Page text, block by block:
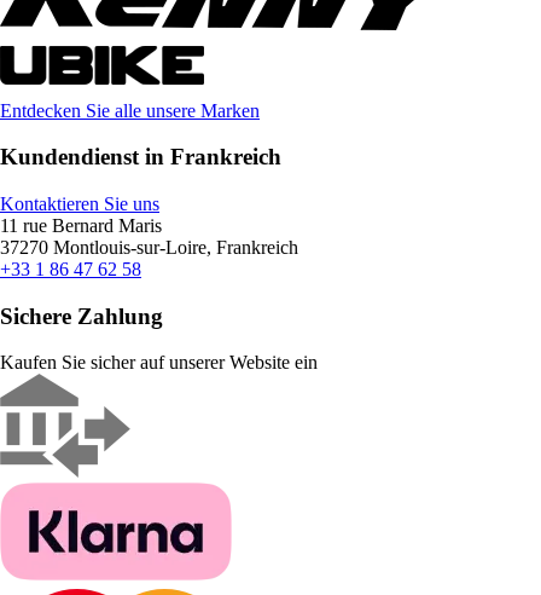
Entdecken Sie alle unsere Marken
Kundendienst in Frankreich
Kontaktieren Sie uns
11 rue Bernard Maris
37270 Montlouis-sur-Loire, Frankreich
+33 1 86 47 62 58
Sichere Zahlung
Kaufen Sie sicher auf unserer Website ein